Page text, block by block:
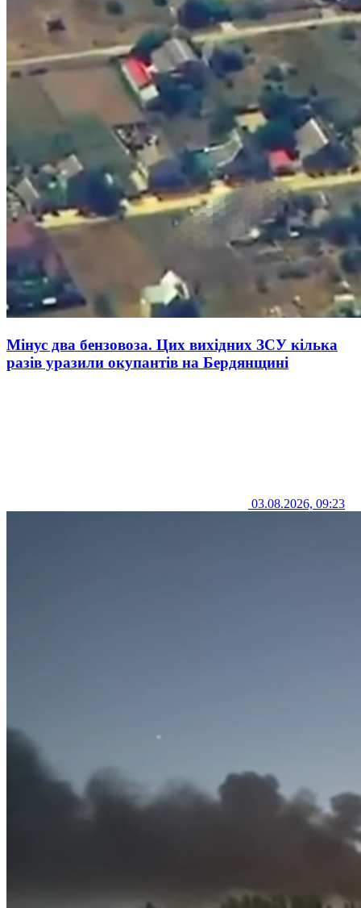
Мінус два бензовоза. Цих вихідних ЗСУ кілька
разів уразили окупантів на Бердянщині
03.08.2026, 09:23